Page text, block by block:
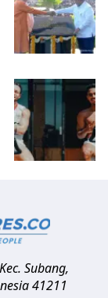
Kec. Subang,
41211